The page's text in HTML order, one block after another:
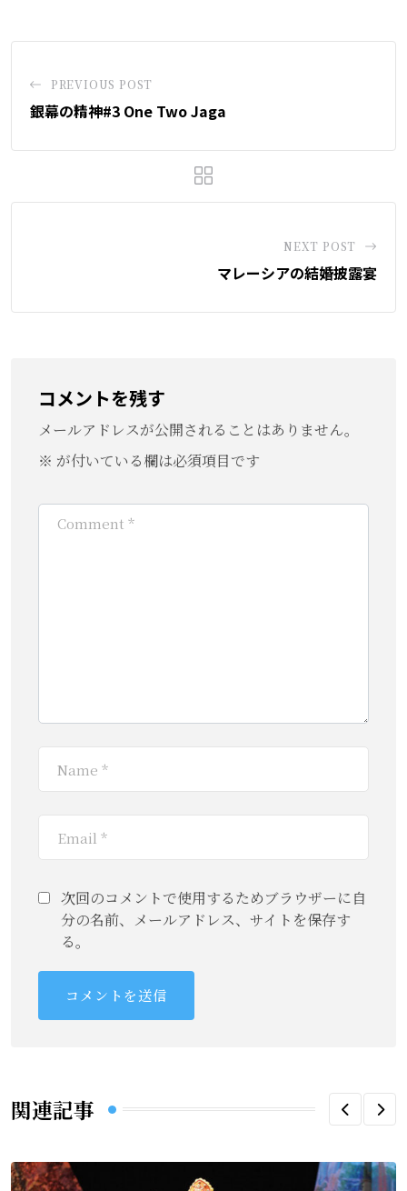
PREVIOUS POST
銀幕の精神#3 One Two Jaga
NEXT POST
マレーシアの結婚披露宴
コメントを残す
メールアドレスが公開されることはありません。
※ が付いている欄は必須項目です
次回のコメントで使用するためブラウザーに自
分の名前、メールアドレス、サイトを保存す
る。
関連記事